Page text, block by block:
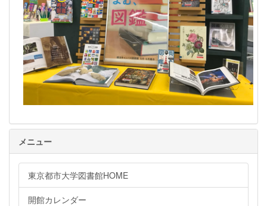
メニュー
東京都市大学図書館HOME
開館カレンダー